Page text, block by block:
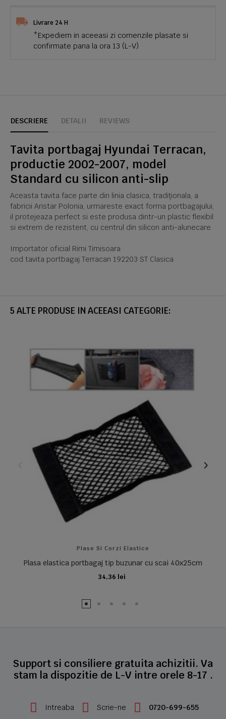
Livrare 24 H
*Expediem in aceeasi zi comenzile plasate si
confirmate pana la ora 13 (L-V)
DESCRIERE DETALII REVIEWS
Tavita portbagaj Hyundai Terracan,
productie 2002-2007, model
Standard cu silicon anti-slip
Aceasta tavita face parte din linia clasica, tradiționala, a
fabricii Aristar Polonia, urmareste exact forma portbagajului,
il protejeaza perfect si este produsa dintr-un plastic flexibil
si extrem de rezistent, cu centrul din silicon anti-alunecare.
Importator oficial Rimi Timisoara
cod tavita portbagaj Terracan 192203 ST Clasica
5 ALTE PRODUSE IN ACEEASI CATEGORIE:
Plase Si Corzi Elastice
Plasa elastica portbagaj tip buzunar cu scai 40x25cm
34,36 lei
ADAUGA IN COS
Support si consiliere gratuita achizitii. Va
stam la dispozitie de L-V intre orele 8-17 .
Intreaba Scrie-ne 0720-699-655